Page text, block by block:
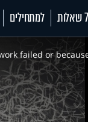
למתחילים
failed or